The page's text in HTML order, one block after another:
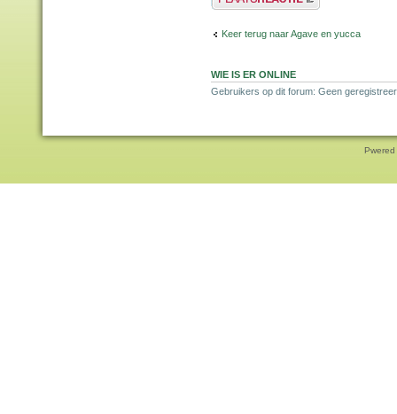
Keer terug naar Agave en yucca
WIE IS ER ONLINE
Gebruikers op dit forum: Geen